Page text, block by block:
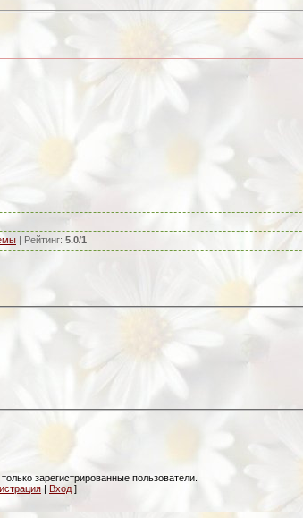
Рейтинг: 5.0/1
зарегистрированные пользователи.
| Вход ]